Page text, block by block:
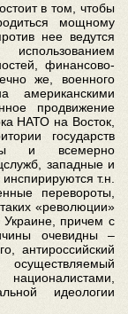
в том, чтобы
мощному
нее ведутся
финансово-
же, военного
американскими
продвижение
НАТО на Восток,
государств
и всемерно
западные и
т.н.
перевороты,
«революции»
Украине, причем с
очевидны –
антироссийский
идеологии